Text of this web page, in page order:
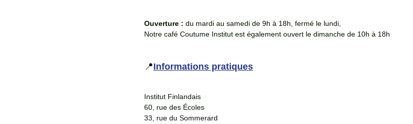
Ouverture : du mardi au samedi de 9h à 18h, fermé le lundi,
Notre café Coutume Institut est également ouvert le dimanche de 10h à 18h
📍Informations pratiques
Institut Finlandais
60, rue des Écoles
33, rue du Sommerard